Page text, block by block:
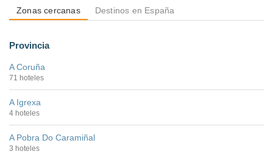
Zonas cercanas Destinos en España
Provincia
A Coruña
71 hoteles
A Igrexa
4 hoteles
A Pobra Do Caramiñal
3 hoteles